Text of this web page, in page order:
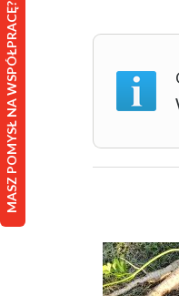
MASZ POMYSŁ NA WSPÓŁPRACĘ?